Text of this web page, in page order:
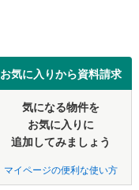
お気に入りから資料請求
気になる物件を
お気に入りに
追加してみましょう
マイページの便利な使い方